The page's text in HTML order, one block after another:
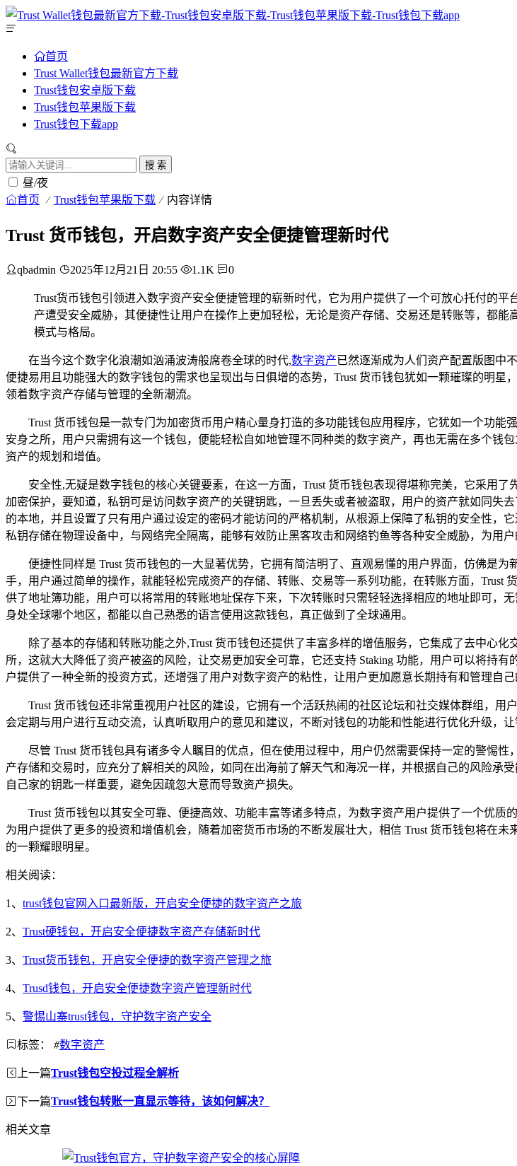
首页
Trust Wallet钱包最新官方下载
Trust钱包安卓版下载
Trust钱包苹果版下载
Trust钱包下载app
搜 索
昼/夜
首页 Trust钱包苹果版下载 内容详情
Trust 货币钱包，开启数字资产安全便捷管理新时代
qbadmin 2025年12月21日 20:55 1.1K 0
Trust货币钱包引领进入数字资产安全便捷管理的崭新时代，它为用户提供了一个可放心托付的
产遭受安全威胁，其便捷性让用户在操作上更加轻松，无论是资产存储、交易还是转账等，都
模式与格局。
在当今这个数字化浪潮如汹涌波涛般席卷全球的时代,数字资产已然逐渐成为人们资产配置版图中
便捷易用且功能强大的数字钱包的需求也呈现出与日俱增的态势，Trust 货币钱包犹如一颗璀璨的明
领着数字资产存储与管理的全新潮流。
Trust 货币钱包是一款专门为加密货币用户精心量身打造的多功能钱包应用程序，它犹如一个功
安身之所，用户只需拥有这一个钱包，便能轻松自如地管理不同种类的数字资产，再也无需在多个钱
资产的规划和增值。
安全性,无疑是数字钱包的核心关键要素，在这一方面，Trust 货币钱包表现得堪称完美，它采用了
加密保护，要知道，私钥可是访问数字资产的关键钥匙，一旦丢失或者被盗取，用户的资产就如同失
的本地，并且设置了只有用户通过设定的密码才能访问的严格机制，从根源上保障了私钥的安全性，
私钥存储在物理设备中，与网络完全隔离，能够有效防止黑客攻击和网络钓鱼等各种安全威胁，为用户
便捷性同样是 Trust 货币钱包的一大显著优势，它拥有简洁明了、直观易懂的用户界面，仿佛是
手，用户通过简单的操作，就能轻松完成资产的存储、转账、交易等一系列功能，在转账方面，Trust
供了地址簿功能，用户可以将常用的转账地址保存下来，下次转账时只需轻轻选择相应的地址即可，
身处全球哪个地区，都能以自己熟悉的语言使用这款钱包，真正做到了全球通用。
除了基本的存储和转账功能之外,Trust 货币钱包还提供了丰富多样的增值服务，它集成了去中心
所，这就大大降低了资产被盗的风险，让交易更加安全可靠，它还支持 Staking 功能，用户可以将持
户提供了一种全新的投资方式，还增强了用户对数字资产的粘性，让用户更加愿意长期持有和管理自己
Trust 货币钱包还非常重视用户社区的建设，它拥有一个活跃热闹的社区论坛和社交媒体群组，
会定期与用户进行互动交流，认真听取用户的意见和建议，不断对钱包的功能和性能进行优化升级，让
尽管 Trust 货币钱包具有诸多令人瞩目的优点，但在使用过程中，用户仍然需要保持一定的警惕
产存储和交易时，应充分了解相关的风险，如同在出海前了解天气和海况一样，并根据自己的风险承
自己家的钥匙一样重要，避免因疏忽大意而导致资产损失。
Trust 货币钱包以其安全可靠、便捷高效、功能丰富等诸多特点，为数字资产用户提供了一个优
为用户提供了更多的投资和增值机会，随着加密货币市场的不断发展壮大，相信 Trust 货币钱包将在
的一颗耀眼明星。
相关阅读：
1、 trust钱包官网入口最新版，开启安全便捷的数字资产之旅
2、 Trust硬钱包，开启安全便捷数字资产存储新时代
3、 Trust货币钱包，开启安全便捷的数字资产管理之旅
4、 Trusd钱包，开启安全便捷数字资产管理新时代
5、 警惕山寨trust钱包，守护数字资产安全
标签： #数字资产
上一篇Trust钱包空投过程全解析
下一篇Trust钱包转账一直显示等待，该如何解决？
相关文章